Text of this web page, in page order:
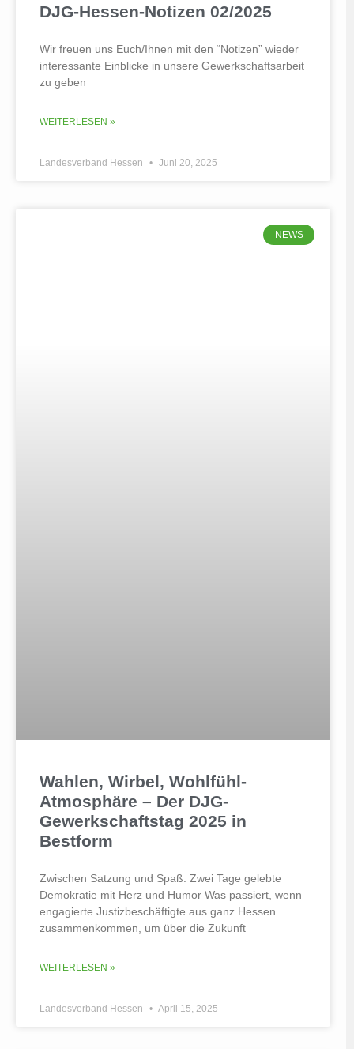
DJG-Hessen-Notizen 02/2025
Wir freuen uns Euch/Ihnen mit den “Notizen” wieder
interessante Einblicke in unsere Gewerkschaftsarbeit
zu geben
WEITERLESEN »
Landesverband Hessen Juni 20, 2025
NEWS
Wahlen, Wirbel, Wohlfühl-
Atmosphäre – Der DJG-
Gewerkschaftstag 2025 in
Bestform
Zwischen Satzung und Spaß: Zwei Tage gelebte
Demokratie mit Herz und Humor Was passiert, wenn
engagierte Justizbeschäftigte aus ganz Hessen
zusammenkommen, um über die Zukunft
WEITERLESEN »
Landesverband Hessen April 15, 2025